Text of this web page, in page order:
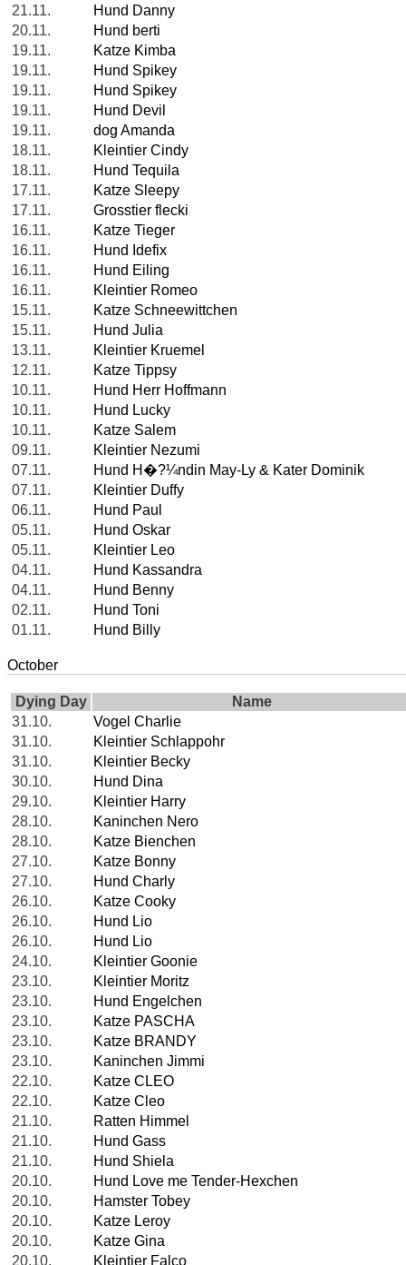
21.11.
Hund Danny
20.11.
Hund berti
19.11.
Katze Kimba
19.11.
Hund Spikey
19.11.
Hund Spikey
19.11.
Hund Devil
19.11.
dog Amanda
18.11.
Kleintier Cindy
18.11.
Hund Tequila
17.11.
Katze Sleepy
17.11.
Grosstier flecki
16.11.
Katze Tieger
16.11.
Hund Idefix
16.11.
Hund Eiling
16.11.
Kleintier Romeo
15.11.
Katze Schneewittchen
15.11.
Hund Julia
13.11.
Kleintier Kruemel
12.11.
Katze Tippsy
10.11.
Hund Herr Hoffmann
10.11.
Hund Lucky
10.11.
Katze Salem
09.11.
Kleintier Nezumi
07.11.
Hund H�?¼ndin May-Ly & Kater Dominik
07.11.
Kleintier Duffy
06.11.
Hund Paul
05.11.
Hund Oskar
05.11.
Kleintier Leo
04.11.
Hund Kassandra
04.11.
Hund Benny
02.11.
Hund Toni
01.11.
Hund Billy
October
Dying Day
Name
31.10.
Vogel Charlie
31.10.
Kleintier Schlappohr
31.10.
Kleintier Becky
30.10.
Hund Dina
29.10.
Kleintier Harry
28.10.
Kaninchen Nero
28.10.
Katze Bienchen
27.10.
Katze Bonny
27.10.
Hund Charly
26.10.
Katze Cooky
26.10.
Hund Lio
26.10.
Hund Lio
24.10.
Kleintier Goonie
23.10.
Kleintier Moritz
23.10.
Hund Engelchen
23.10.
Katze PASCHA
23.10.
Katze BRANDY
23.10.
Kaninchen Jimmi
22.10.
Katze CLEO
22.10.
Katze Cleo
21.10.
Ratten Himmel
21.10.
Hund Gass
21.10.
Hund Shiela
20.10.
Hund Love me Tender-Hexchen
20.10.
Hamster Tobey
20.10.
Katze Leroy
20.10.
Katze Gina
20.10.
Kleintier Falco